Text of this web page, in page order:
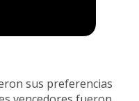
sus preferencias